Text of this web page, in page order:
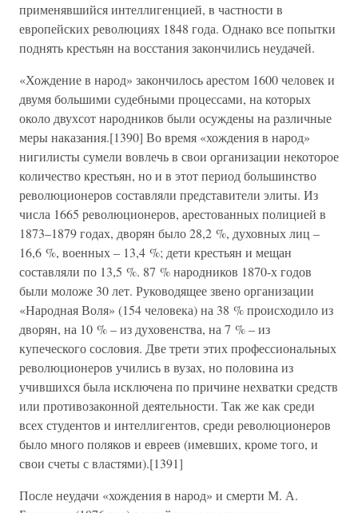
применявшийся интеллигенцией, в частности в
европейских революциях 1848 года. Однако все попытки
поднять крестьян на восстания закончились неудачей.
«Хождение в народ» закончилось арестом 1600 человек и
двумя большими судебными процессами, на которых
около двухсот народников были осуждены на различные
меры наказания.[1390] Во время «хождения в народ»
нигилисты сумели вовлечь в свои организации некоторое
количество крестьян, но и в этот период большинство
революционеров составляли представители элиты. Из
числа 1665 революционеров, арестованных полицией в
1873–1879 годах, дворян было 28,2 %, духовных лиц –
16,6 %, военных – 13,4 %; дети крестьян и мещан
составляли по 13,5 %. 87 % народников 1870-х годов
были моложе 30 лет. Руководящее звено организации
«Народная Воля» (154 человека) на 38 % происходило из
дворян, на 10 % – из духовенства, на 7 % – из
купеческого сословия. Две трети этих профессиональных
революционеров учились в вузах, но половина из
учившихся была исключена по причине нехватки средств
или противозаконной деятельности. Так же как среди
всех студентов и интеллигентов, среди революционеров
было много поляков и евреев (имевших, кроме того, и
свои счеты с властями).[1391]
После неудачи «хождения в народ» и смерти М. А.